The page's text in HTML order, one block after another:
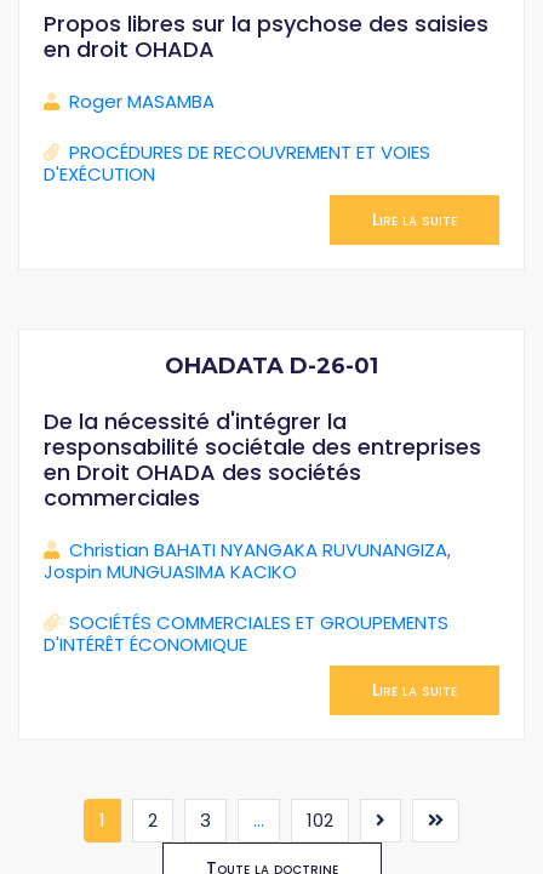
Propos libres sur la psychose des saisies
en droit OHADA
Roger MASAMBA
PROCÉDURES DE RECOUVREMENT ET VOIES
D'EXÉCUTION
Lire la suite
OHADATA D-26-01
De la nécessité d'intégrer la
responsabilité sociétale des entreprises
en Droit OHADA des sociétés
commerciales
Christian BAHATI NYANGAKA RUVUNANGIZA,
Jospin MUNGUASIMA KACIKO
SOCIÉTÉS COMMERCIALES ET GROUPEMENTS
D'INTÉRÊT ÉCONOMIQUE
Lire la suite
1 (current)
2 3 ... 102
Toute la doctrine